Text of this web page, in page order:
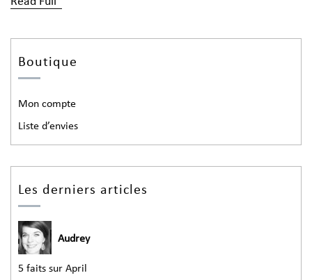
Boutique
Mon compte
Liste d’envies
Les derniers articles
Audrey
5 faits sur April